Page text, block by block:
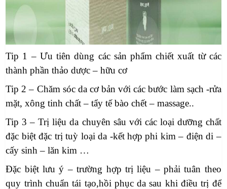
Tip 1 – Ưu tiên dùng các sản phẩm chiết xuất từ các
thành phần thảo dược – hữu cơ
Tip 2 – Chăm sóc da cơ bản với các bước làm sạch -rửa
mặt, xông tinh chất – tẩy tế bào chết – massage..
Tip 3 – Trị liệu da chuyên sâu với các loại dưỡng chất
đặc biệt đặc trị tuỳ loại da -kết hợp phi kim – điện di –
cấy sinh – lăn kim …
Đặc biệt lưu ý – trường hợp trị liệu – phải tuân theo
quy trình chuẩn tái tạo,hồi phục da sau khi điều trị để